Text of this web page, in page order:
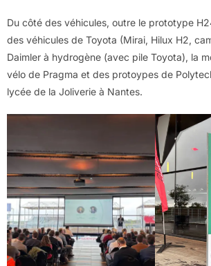
Du côté des véhicules, outre le prototype
des véhicules de Toyota (Mirai, Hilux H2,
Daimler à hydrogène (avec pile Toyota), la
vélo de Pragma et des protoypes de
lycée de la Joliverie à Nantes.